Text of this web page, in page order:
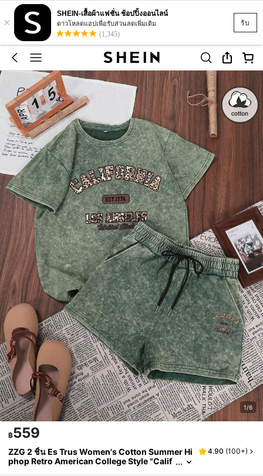
รับ
×
SHEIN-เสื้อผ้าแฟชั่น ช้อปปิ้งออนไลน์
ดาวโหลดแอปเพื่อรับส่วนลดเพิ่มเติม
(1,345)
1/6
฿559
ZZG 2 ชิ้น Es Trus Women's Cotton Summer Hi
phop Retro American College Style "Calif
4.90 (100+)